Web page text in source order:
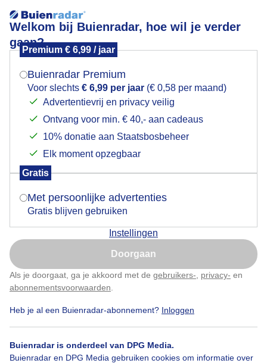
Welkom bij Buienradar, hoe wil je verder
gaan?
Premium € 6,99 / jaar
Buienradar Premium
Voor slechts € 6,99 per jaar (€ 0,58 per maand)
Advertentievrij en privacy veilig
Ontvang voor min. € 40,- aan cadeaus
10% donatie aan Staatsbosbeheer
Elk moment opzegbaar
Gratis
Met persoonlijke advertenties
Gratis blijven gebruiken
Instellingen
Doorgaan
Als je doorgaat, ga je akkoord met de gebruikers- privacy- en
abonnementsvoorwaarden
Heb je al een Buienradar-abonnement? Inloggen
Buienradar is onderdeel van DPG Media.
Buienradar en DPG Media gebruiken cookies om informatie over
Regen en een waterig zonnetje
Waterig zonnetje
Door: Joyce Derksen Gemaakt: 23-04-2025, 101x bekeken
Waterigzonnetje Regen
Mogen we je locatie gebruiken voor het
Indien je hier nog geen akkoord op hebt gegeven,
verschijnt er zo een pop-up uit je browser waarin
Is goed, toon de popup
Nu niet, misschien later
Klik hierom dit aan te passen